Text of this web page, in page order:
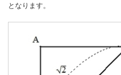
となります。